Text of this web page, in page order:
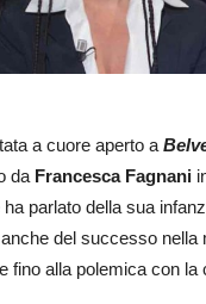
a cuore aperto a
da Francesca Fagnani
parlato della sua
del successo nella
fino alla polemica con la